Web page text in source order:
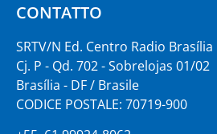
CONTATTO
SRTV/N Ed. Centro Radio Brasília
Cj. P - Qd. 702 - Sobrelojas 01/02
Brasília - DF / Brasile
CODICE POSTALE: 70719-900